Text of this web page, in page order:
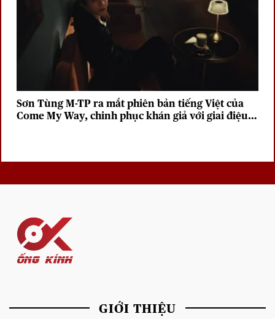
Sơn Tùng M-TP ra mắt phiên bản tiếng Việt của
Come My Way, chinh phục khán giả với giai điệu
GIỚI THIỆU